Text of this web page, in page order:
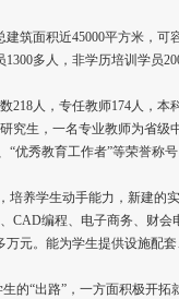
筑面积近45000平方米，可
1300多人，非学历培训学员
人，专任教师174人，本
究生，一名专业教师为省
“优秀教育工作者”等荣誉称号
养学生动手能力，新建的
CAD编程、电子商务、财
万元。能为学生提供设施配套
的“出路”，一方面积极开